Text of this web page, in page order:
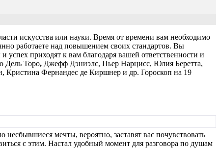
искусства или науки. Время от времени вам необходимо
работаете над повышением своих стандартов. Вы
приходят к вам благодаря вашей ответственности и
Дель Торо, Джефф Дэниэлс, Пьер Нарцисс, Юлия Беретта,
Фернандес де Киршнер и др. Гороскоп на 19
мечты, вероятно, заставят вас почувствовать
с этим. Настал удобный момент для разговора по душам